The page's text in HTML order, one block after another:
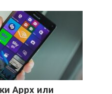
Appx или